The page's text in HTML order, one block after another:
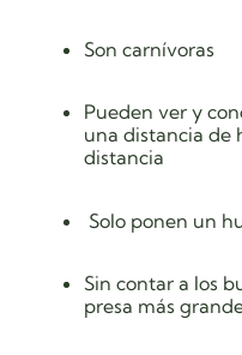
Son carnívoras
Pueden ver y
una distancia de
distancia
Solo ponen un
Sin contar a los
presa más